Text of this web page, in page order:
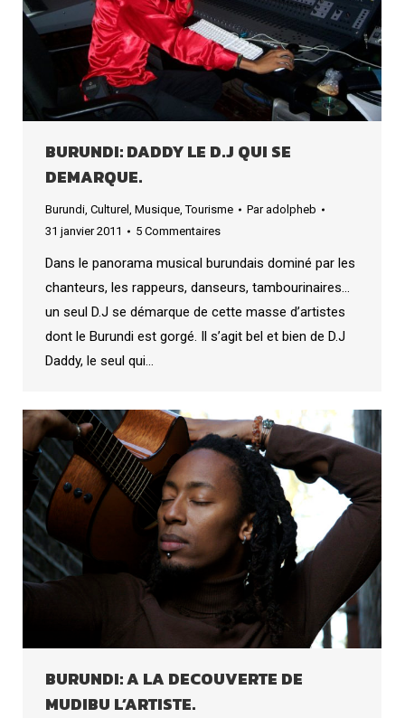
BURUNDI: DADDY LE D.J QUI SE
DEMARQUE.
Burundi, Culturel , Musique,Tourisme Paradolpheb
31 janvier 2011
5 Commentaires
Dans le panorama musical burundais dominé par les
chanteurs, les rappeurs, danseurs, tambourinaires…
un seul D.J se démarque de cette masse d’artistes
dont le Burundi est gorgé. Il s’agit bel et bien de D.J
Daddy, le seul qui…
BURUNDI: A LA DECOUVERTE DE
MUDIBU L’ARTISTE.